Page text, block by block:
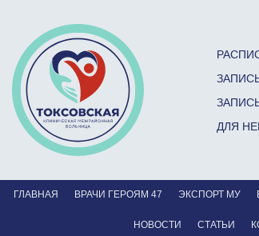
ГЛАВНАЯ ВРАЧИ ГЕРОЯМ 47 ЭКСПОРТ МУ
НОВОСТИ СТАТЬИ
ДЛЯ